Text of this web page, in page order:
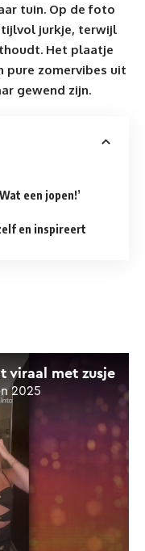
tuin. Op de foto
jurkje, terwijl
Het plaatje
pure zomervibes uit
gewend zijn.
een jopen!’
en inspireert